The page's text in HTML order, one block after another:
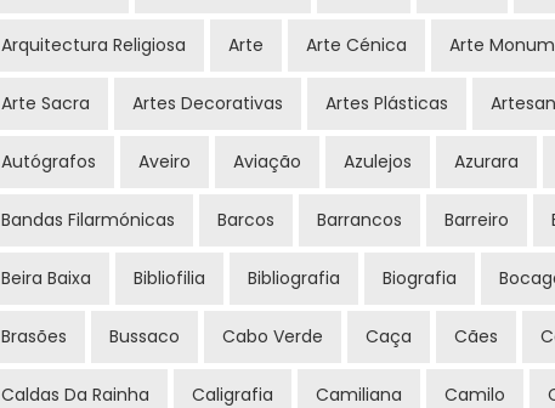
Arquitectura Religiosa Arte Arte Cénica Arte
Arte Sacra Artes Decorativas Artes Plásticas
Autógrafos Aveiro Aviação Azulejos Azurara
Bandas Filarmónicas Barcos Barrancos Barreiro
Beira Baixa Bibliofilia Bibliografia Biografia
Brasões Bussaco Cabo Verde Caça Cães
Caldas Da Rainha Caligrafia Camiliana Camilo